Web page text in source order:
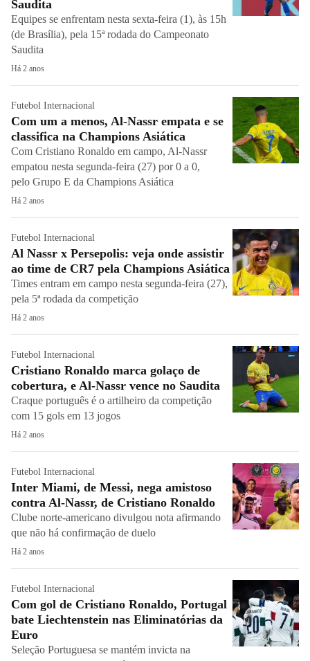
Saudita
Equipes se enfrentam nesta sexta-feira (1), às 15h
(de Brasília), pela 15ª rodada do Campeonato
Saudita
Há 2 anos
Futebol Internacional
Com um a menos, Al-Nassr empata e se
classifica na Champions Asiática
Com Cristiano Ronaldo em campo, Al-Nassr
empatou nesta segunda-feira (27) por 0 a 0,
pelo Grupo E da Champions Asiática
Há 2 anos
Futebol Internacional
Al Nassr x Persepolis: veja onde assistir
ao time de CR7 pela Champions Asiática
Times entram em campo nesta segunda-feira (27),
pela 5ª rodada da competição
Há 2 anos
Futebol Internacional
Cristiano Ronaldo marca golaço de
cobertura, e Al-Nassr vence no Saudita
Craque português é o artilheiro da competição
com 15 gols em 13 jogos
Há 2 anos
Futebol Internacional
Inter Miami, de Messi, nega amistoso
contra Al-Nassr, de Cristiano Ronaldo
Clube norte-americano divulgou nota afirmando
que não há confirmação de duelo
Há 2 anos
Futebol Internacional
Com gol de Cristiano Ronaldo, Portugal
bate Liechtenstein nas Eliminatórias da
Euro
Seleção Portuguesa se mantém invicta na